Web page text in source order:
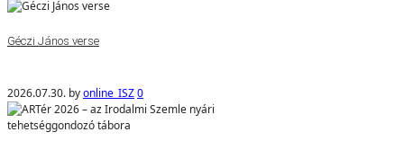
Géczi János verse
2026.07.30. byonline_ISZ0